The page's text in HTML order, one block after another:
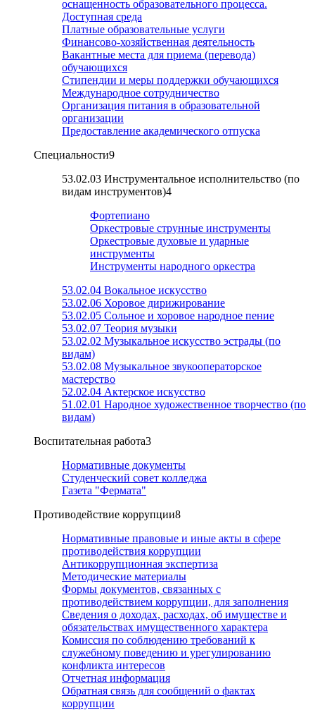
оснащенность образовательного процесса.
Доступная среда
Платные образовательные услуги
Финансово-хозяйственная деятельность
Вакантные места для приема (перевода)
обучающихся
Стипендии и меры поддержки обучающихся
Международное сотрудничество
Организация питания в образовательной
организации
Предоставление академического отпуска
Специальности9
53.02.03 Инструментальное исполнительство (по
видам инструментов)4
Фортепиано
Оркестровые струнные инструменты
Оркестровые духовые и ударные
инструменты
Инструменты народного оркестра
53.02.04 Вокальное искусство
53.02.06 Хоровое дирижирование
53.02.05 Сольное и хоровое народное пение
53.02.07 Теория музыки
53.02.02 Музыкальное искусство эстрады (по
видам)
53.02.08 Музыкальное звукооператорское
мастерство
52.02.04 Актерское искусство
51.02.01 Народное художественное творчество (по
видам)
Воспитательная работа3
Нормативные документы
Студенческий совет колледжа
Газета "Фермата"
Противодействие коррупции8
Нормативные правовые и иные акты в сфере
противодействия коррупции
Антикоррупционная экспертиза
Методические материалы
Формы документов, связанных с
противодействием коррупции, для заполнения
Сведения о доходах, расходах, об имуществе и
обязательствах имущественного характера
Комиссия по соблюдению требований к
служебному поведению и урегулированию
конфликта интересов
Отчетная информация
Обратная связь для сообщений о фактах
коррупции